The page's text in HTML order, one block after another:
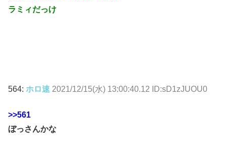
ラミィだっけ
564: ホロ速 2021/12/15(水) 13:00:40.12 ID:sD1zJUOU0
>>561
ぼっさんかな